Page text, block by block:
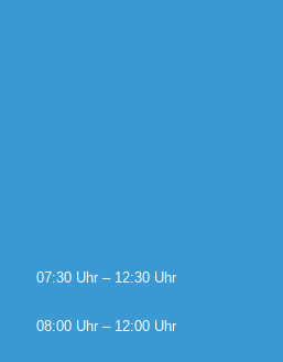
07:30 Uhr – 12:30 Uhr
08:00 Uhr – 12:00 Uhr